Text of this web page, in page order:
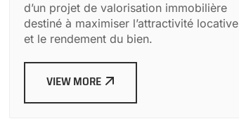
d’un projet de valorisation immobilière
destiné à maximiser l’attractivité locative
et le rendement du bien.
VIEW MORE